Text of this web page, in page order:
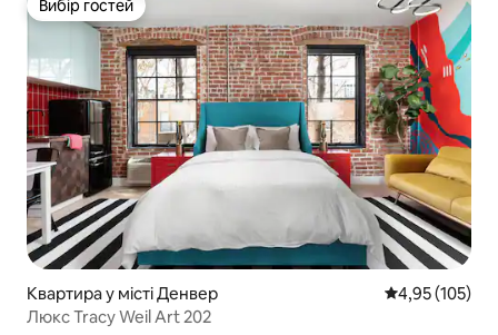
Вибір гостей
Вибір гостей
Квартира у місті Денвер Середня
4,95 (105)
Люкс Tracy Weil Art 202